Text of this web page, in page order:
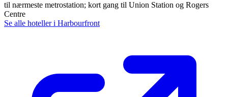
til nærmeste metrostation; kort gang til Union Station og Rogers
Centre
Se alle hoteller i Harbourfront